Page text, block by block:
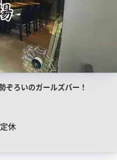
ぞろいのガールズバー！
休